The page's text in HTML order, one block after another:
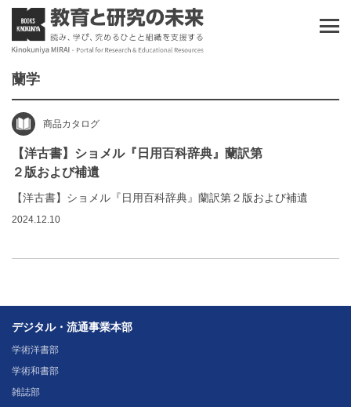
蘭学
商品カタログ
【洋古書】ショメル『日用百科辞典』蘭訳第
２版および補遺
【洋古書】ショメル『日用百科辞典』蘭訳第２版および補遺
2024.12.10
デジタル・流通事業本部
学術洋書部
学術和書部
雑誌部